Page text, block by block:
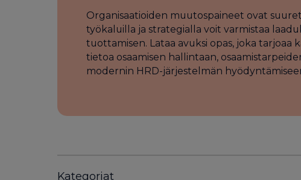
Organisaatioiden muutospaineet ovat
työkaluilla ja strategialla voit varmistaa
tuottamisen. Lataa avuksi opas, joka tarjoaa
tietoa osaamisen hallintaan,
modernin HRD-järjestelmän
Kategoriat